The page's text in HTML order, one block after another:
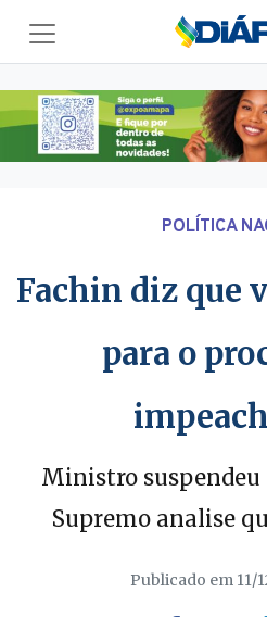
POLÍTICA
Fachin diz que
para o
Ministro suspendeu
Supremo analise
Publicado em 11/